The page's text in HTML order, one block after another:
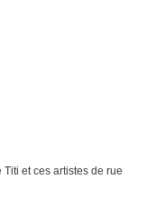
et ces artistes de rue